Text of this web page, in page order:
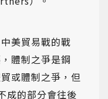
美貿易戰的戰
體制之爭是鋼
或體制之爭，但
成的部分會往後